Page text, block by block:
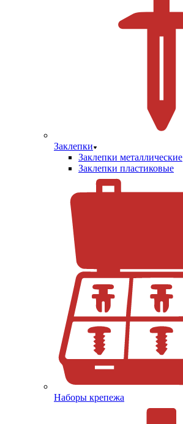
Заклепки
Заклепки металлические
Заклепки пластиковые
Наборы крепежа